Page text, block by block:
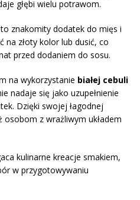
głębi wielu potrawom.
to znakomity dodatek do mięs i
na złoty kolor lub dusić, co
przed dodaniem do sosu.
na wykorzystanie białej cebuli
nadaje się jako uzupełnienie
Dzięki swojej łagodnej
z wrażliwym układem
kulinarne kreacje smakiem,
w przygotowywaniu